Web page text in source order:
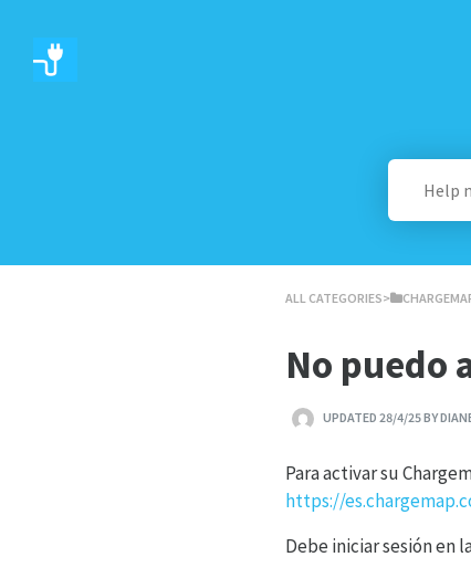
ALL CATEGORIES​>​
No puedo
UPDATED 28/4/25 BY
Para activar su
https://
Debe iniciar sesión en